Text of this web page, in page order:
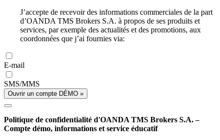
J’accepte de recevoir des informations commerciales de la part
d’OANDA TMS Brokers S.A. à propos de ses produits et
services, par exemple des actualités et des promotions, aux
coordonnées que j’ai fournies via:
E-mail
SMS/MMS
Ouvrir un compte DÉMO »
Politique de confidentialité d'OANDA TMS Brokers S.A. –
Compte démo, informations et service éducatif